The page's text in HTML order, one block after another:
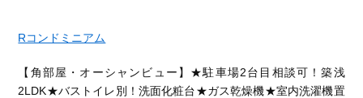
Rコンドミニアム
【角部屋・オーシャンビュー】★駐車場2台目相談可！築浅
2LDK★バストイレ別！洗面化粧台★ガス乾燥機★室内洗濯機置